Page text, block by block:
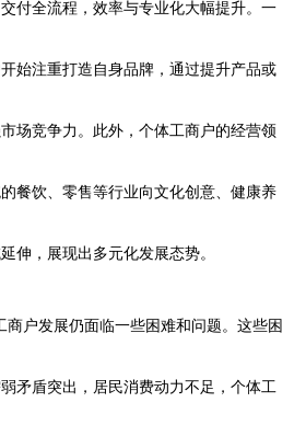
付全流程，效率与专业化大幅提升。一
始注重打造自身品牌，通过提升产品或
场竞争力。此外，个体工商户的经营领
餐饮、零售等行业向文化创意、健康养
伸，展现出多元化发展态势。
商户发展仍面临一些困难和问题。这些困
矛盾突出，居民消费动力不足，个体工